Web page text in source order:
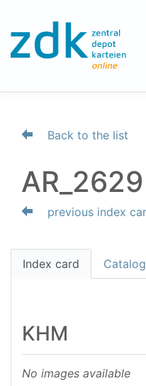
Back to the list
AR_2629
previous index
Index card
KHM
No images available